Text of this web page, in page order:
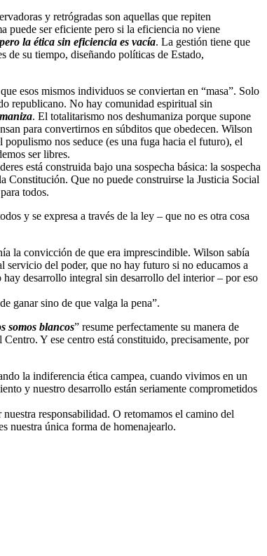
y retrógradas son aquellas que repiten
puede ser eficiente pero si la eficiencia no viene
la ética sin eficiencia es vacía. La gestión tiene que
de su tiempo, diseñando políticas de Estado,
esos mismos individuos se conviertan en “masa”. Solo
republicano. No hay comunidad espiritual sin
. El totalitarismo nos deshumaniza porque supone
para convertirnos en súbditos que obedecen. Wilson
nos seduce (es una fuga hacia el futuro), el
ser libres.
está construida bajo una sospecha básica: la sospecha
Constitución. Que no puede construirse la Justicia Social
todos.
y se expresa a través de la ley – que no es otra cosa
la convicción de que era imprescindible. Wilson sabía
del poder, que no hay futuro si no educamos a
desarrollo integral sin desarrollo del interior – por eso
ganar sino de que valga la pena”.
somos blancos” resume perfectamente su manera de
Y ese centro está constituido, precisamente, por
la indiferencia ética campea, cuando vivimos en un
y nuestro desarrollo están seriamente comprometidos
responsabilidad. O retomamos el camino del
nuestra única forma de homenajearlo.